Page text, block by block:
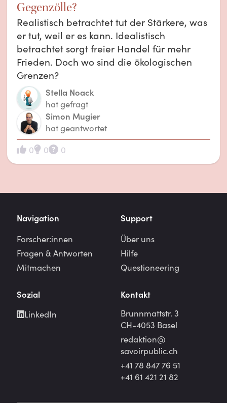
Gegenzölle?
Realistisch betrachtet tut der Stärkere, was
er tut, weil er es kann. Idealistisch
betrachtet sorgt freier Handel für mehr
Frieden. Doch wo sind die ökologischen
Grenzen?
Stella Noack
hat gefragt
Simon Mugier
hat geantwortet
0
0 0
Navigation
Forscher:innen
Fragen & Antworten
Mitmachen
Support
Über uns
Hilfe
Questioneering
Sozial
LinkedIn
Kontakt
Brunnmattstr. 3
CH-4053 Basel
redaktion@
savoirpublic.ch
+41 78 847 76 51
+41 61 421 21 82